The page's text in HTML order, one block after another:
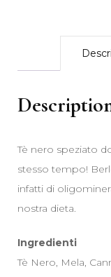
Tè nero speziato
stesso tempo!
infatti di
nostra dieta.
Ingredienti
Tè Nero, Mela,